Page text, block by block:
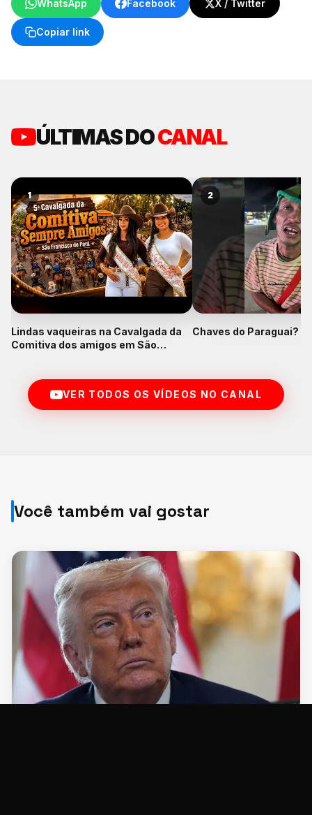
WhatsApp Facebook X / Twitter
Copiar link
ÚLTIMAS DOCANAL
1
Lindas vaqueiras na Cavalgada da
Comitiva dos amigos em São
2
Chaves do Paraguai?
VER TODOS OS VÍDEOS NO CANAL
Você também vai gostar